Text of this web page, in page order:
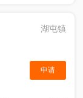
湖屯镇
申请